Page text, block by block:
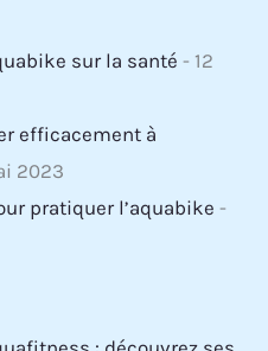
sur la santé - 12
efficacement à
2023
pratiquer l’aquabike -